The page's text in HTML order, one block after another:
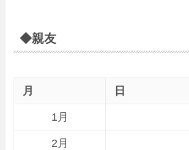
◆親友
月 日
1月
2月